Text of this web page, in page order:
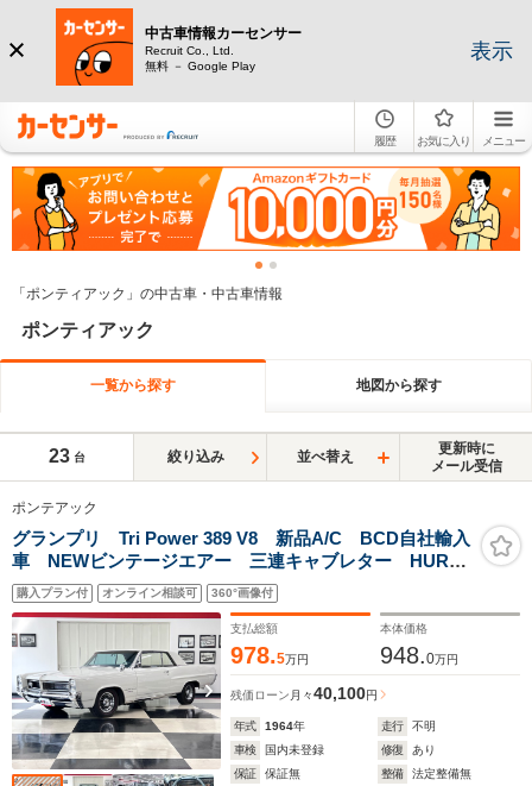
中古車情報カーセンサー
Recruit Co., Ltd.
無料 － Google Play
表示
履歴 お気に入り メニュー
「ポンティアック」の中古車・中古車情報
ポンティアック
一覧から探す 地図から探す
23 台 絞り込み 並べ替え
更新時に
メール受信
ポンテアック
グランプリ Tri Power 389 V8 新品A/C BCD自社輸入
車 NEWビンテージエアー 三連キャブレター HURST
製シフトノブ 5速MT タコメーター ビッグアルミラ
ジエーター 大容量オルタネーター
購入プラン付 オンライン相談可 360°画像付
支払総額
978.5万円
本体価格
948.0万円
残価ローン 月々40,100円
年式 1964年 走行
不明
車検
国内未登録 修復
あり
保証
保証無 整備
法定整備無